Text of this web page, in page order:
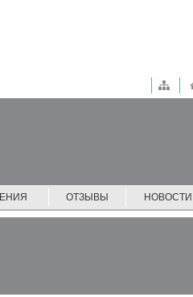
ОТЗЫВЫ НОВОСТИ